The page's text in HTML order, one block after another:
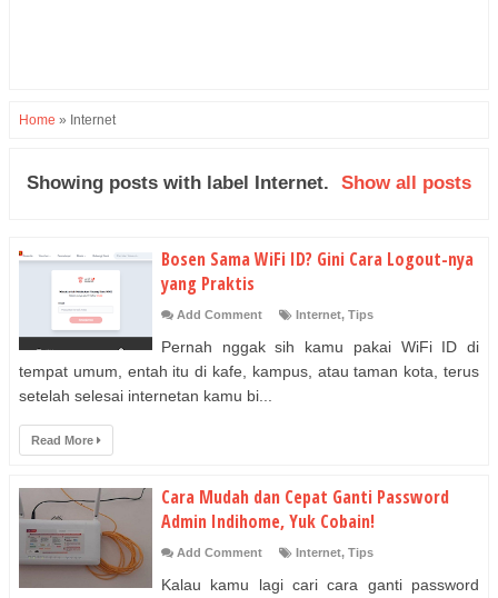
Home » Internet
Showing posts with label Internet. Show all posts
Bosen Sama WiFi ID? Gini Cara Logout-nya
yang Praktis
Add Comment Internet, Tips
Pernah nggak sih kamu pakai WiFi ID di
tempat umum, entah itu di kafe, kampus, atau taman kota, terus
setelah selesai internetan kamu bi...
Read More
Cara Mudah dan Cepat Ganti Password
Admin Indihome, Yuk Cobain!
Add Comment Internet, Tips
Kalau kamu lagi cari cara ganti password